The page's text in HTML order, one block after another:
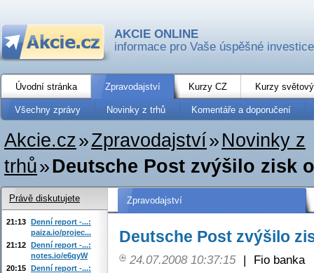
AKCIE ONLINE
informace pro Vaše úspěšné investice
Úvodní stránka Zpravodajství Kurzy CZ Kurzy
Všechny zprávy Novinky z trhů Komentáře a doporučení
Akcie.cz»Zpravodajství» Novinky z
trhů»Deutsche Post zvýšilo zisk
Zpravodajství
Deutsche Post zvýšilo
24.07.2008 10:37:15 |
Fio banka
Právě diskutujete
21:13 Denní report -...:
paiza.io/projec...
21:12 Denní report -...:
notes.io/e6qyW
20:15 Denní report -...: